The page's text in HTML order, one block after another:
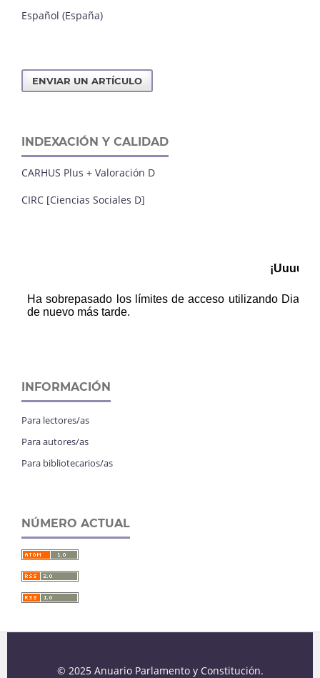
Español (España)
ENVIAR UN ARTÍCULO
INDEXACIÓN Y CALIDAD
CARHUS Plus + Valoración D
CIRC [Ciencias Sociales D]
INFORMACIÓN
Para lectores/as
Para autores/as
Para bibliotecarios/as
NÚMERO ACTUAL
© 2025 Anuario Parlamento y Constitución.